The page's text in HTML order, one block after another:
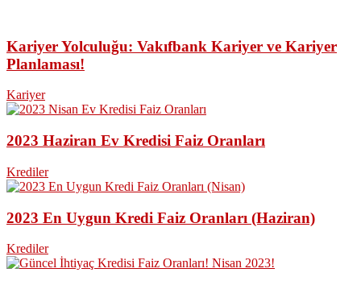
Kariyer Yolculuğu: Vakıfbank Kariyer ve Kariyer
Planlaması!
Kariyer
2023 Haziran Ev Kredisi Faiz Oranları
Krediler
2023 En Uygun Kredi Faiz Oranları (Haziran)
Krediler